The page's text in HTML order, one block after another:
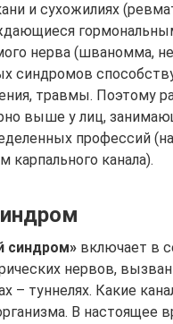
и сухожилиях
нерва (шваномма,
синдромов
травмы. Поэтому
выше у лиц,
профессий
карпального канала).
синдром» включает в
нервов,
– туннелях. Какие
В настоящее